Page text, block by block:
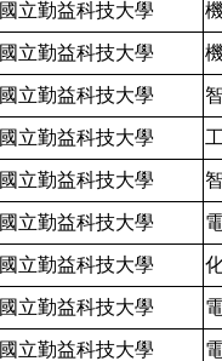
國立勤益科技大學
國立勤益科技大學
國立勤益科技大學
國立勤益科技大學
國立勤益科技大學
國立勤益科技大學
國立勤益科技大學
國立勤益科技大學
國立勤益科技大學